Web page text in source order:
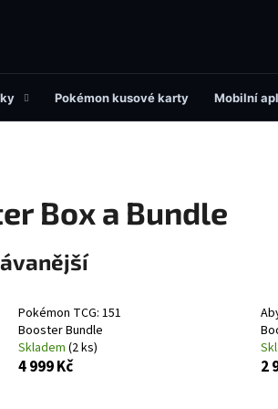
Pokémon kusové karty Mobilní
Box a Bundle
Pokémon TCG: 151
Booster Bundle
Skladem (2 ks)
4 999 Kč 2
najít?